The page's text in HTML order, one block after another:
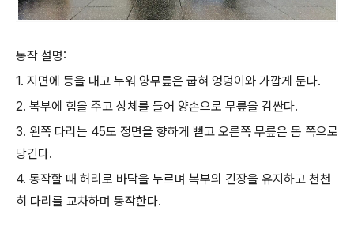
동작 설명:
1. 지면에 등을 대고 누워 양무릎은 굽혀 엉덩이와 가깝게 둔다.
2. 복부에 힘을 주고 상체를 들어 양손으로 무릎을 감싼다.
3. 왼쪽 다리는 45도 정면을 향하게 뻗고 오른쪽 무릎은 몸 쪽으로
당긴다.
4. 동작할 때 허리로 바닥을 누르며 복부의 긴장을 유지하고 천천
히 다리를 교차하며 동작한다.